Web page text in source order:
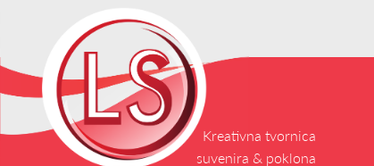
Kreativna tvornica
suvenira & poklona